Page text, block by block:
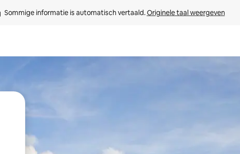
Sommige informatie is automatisch vertaald. Originele taal weergeven